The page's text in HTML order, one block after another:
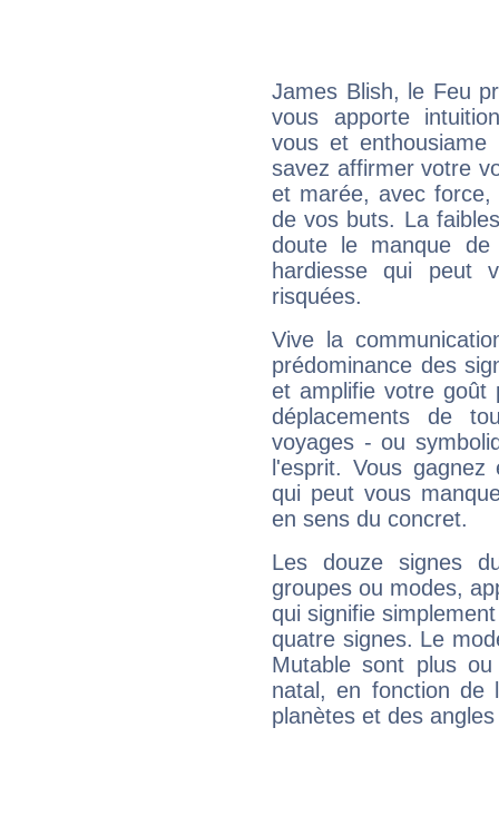
James Blish, le Feu
vous apporte
vous et
savez affirmer votre
et marée, avec
de vos buts. La
doute le manque
hardiesse qui peut
risquées.
Vive la
prédominance des
et amplifie votre goût
déplacements de
voyages - ou
l'esprit. Vous
qui peut vous
en sens du concret.
Les douze signes
groupes ou modes,
qui signifie
quatre signes. Le
Mutable sont plus
natal, en fonction de
planètes et des